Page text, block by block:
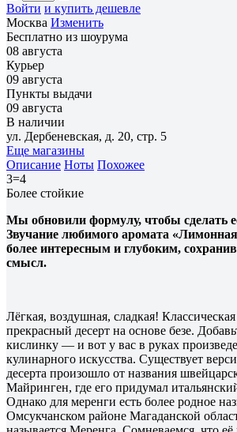
Войти и купить дешевле
Москва Изменить
Бесплатно из шоурума
08 августа
Курьер
09 августа
Пункты выдачи
09 августа
В наличии
ул. Дербеневская, д. 20, стр. 5
Еще магазины
Описание Ноты Похожее
3=4
Более стойкие
Мы обновили формулу, чтобы сделать
Звучание любимого аромата
более интересным и глубоким,
смысл.
Лёгкая, воздушная, сладкая!
прекрасный десерт на основе безе.
кислинку — и вот у вас в руках
кулинарного искусства. Существует
десерта произошло от названия
Майринген, где его придумал
Однако для меренги есть более родное
Омсукчанском районе Магаданской